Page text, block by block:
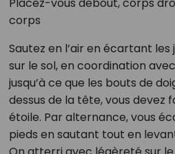
Placez-vous debout, corps
corps
Sautez en l’air en écartant
sur le sol, en coordination
jusqu’à ce que les bouts de
dessus de la tête, vous devez
étoile. Par alternance, vous
pieds en sautant tout en